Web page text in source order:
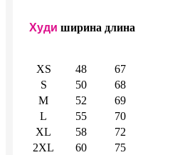
Худи ширина длина
XS 48
67
S
50
68
M
52
69
L
55
70
XL
58
72
2XL
60
75